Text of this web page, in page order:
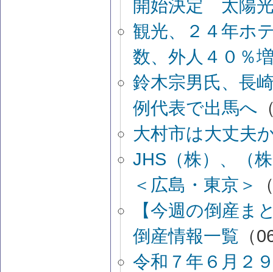
開始決定 太陽
観光、２４年
数、外人４０％
鈴木宗男氏、長
例代表で出馬へ
大村市は大丈夫
JHS（株）、（
＜広島・東京＞
【今週の倒産
倒産情報一覧 （
令和７年６月２